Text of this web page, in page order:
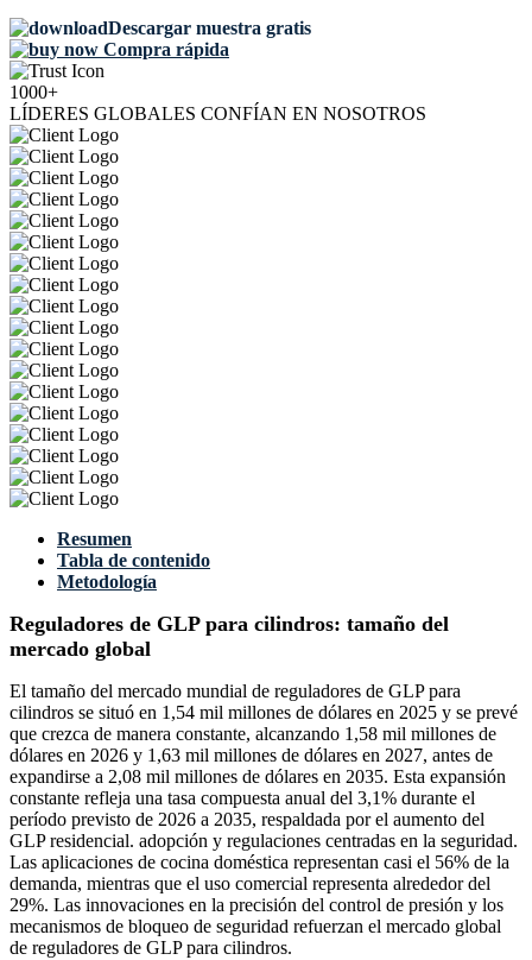
Descargar muestra gratis
Compra rápida
1000+
LÍDERES GLOBALES CONFÍAN EN NOSOTROS
Resumen
Tabla de contenido
Metodología
Reguladores de GLP para cilindros: tamaño del
mercado global
El tamaño del mercado mundial de reguladores de GLP para
cilindros se situó en 1,54 mil millones de dólares en 2025 y se prevé
que crezca de manera constante, alcanzando 1,58 mil millones de
dólares en 2026 y 1,63 mil millones de dólares en 2027, antes de
expandirse a 2,08 mil millones de dólares en 2035. Esta expansión
constante refleja una tasa compuesta anual del 3,1% durante el
período previsto de 2026 a 2035, respaldada por el aumento del
GLP residencial. adopción y regulaciones centradas en la seguridad.
Las aplicaciones de cocina doméstica representan casi el 56% de la
demanda, mientras que el uso comercial representa alrededor del
29%. Las innovaciones en la precisión del control de presión y los
mecanismos de bloqueo de seguridad refuerzan el mercado global
de reguladores de GLP para cilindros.